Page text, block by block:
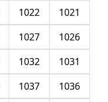
1021
1022
1026
1027
1031
1032
1036
1037